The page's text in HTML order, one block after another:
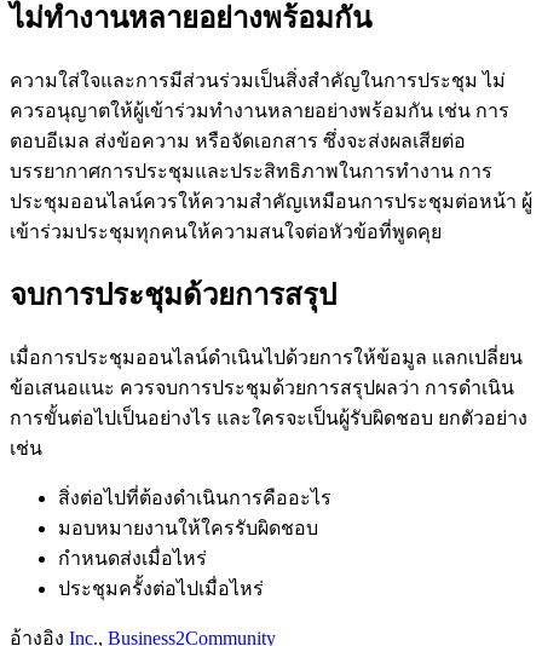
ไม่ทำงานหลายอย่างพร้อมกัน
ความใส่ใจและการมีส่วนร่วมเป็นสิ่งสำคัญในการประชุม ไม่
ควรอนุญาตให้ผู้เข้าร่วมทำงานหลายอย่างพร้อมกัน เช่น การ
ตอบอีเมล ส่งข้อความ หรือจัดเอกสาร ซึ่งจะส่งผลเสียต่อ
บรรยากาศการประชุมและประสิทธิภาพในการทำงาน การ
ประชุมออนไลน์ควรให้ความสำคัญเหมือนการประชุมต่อหน้า ผู้
เข้าร่วมประชุมทุกคนให้ความสนใจต่อหัวข้อที่พูดคุย
จบการประชุมด้วยการสรุป
เมื่อการประชุมออนไลน์ดำเนินไปด้วยการให้ข้อมูล แลกเปลี่ยน
ข้อเสนอแนะ ควรจบการประชุมด้วยการสรุปผลว่า การดำเนิน
การขั้นต่อไปเป็นอย่างไร และใครจะเป็นผู้รับผิดชอบ ยกตัวอย่าง
เช่น
สิ่งต่อไปที่ต้องดำเนินการคืออะไร
มอบหมายงานให้ใครรับผิดชอบ
กำหนดส่งเมื่อไหร่
ประชุมครั้งต่อไปเมื่อไหร่
อ้างอิง Inc., Business2Community